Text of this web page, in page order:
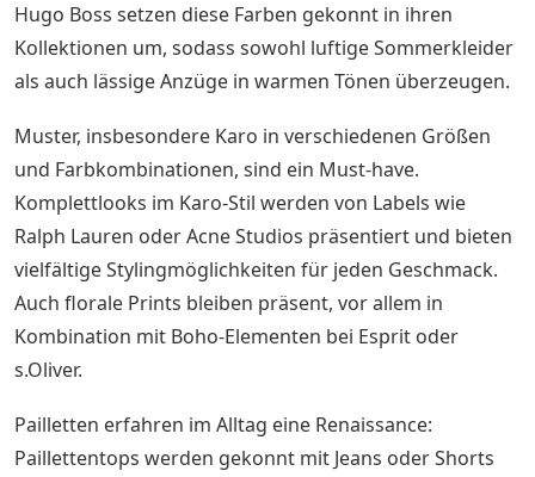
Hugo Boss setzen diese Farben gekonnt in ihren
Kollektionen um, sodass sowohl luftige Sommerkleider
als auch lässige Anzüge in warmen Tönen überzeugen.
Muster, insbesondere Karo in verschiedenen Größen
und Farbkombinationen, sind ein Must-have.
Komplettlooks im Karo-Stil werden von Labels wie
Ralph Lauren oder Acne Studios präsentiert und bieten
vielfältige Stylingmöglichkeiten für jeden Geschmack.
Auch florale Prints bleiben präsent, vor allem in
Kombination mit Boho-Elementen bei Esprit oder
s.Oliver.
Pailletten erfahren im Alltag eine Renaissance:
Paillettentops werden gekonnt mit Jeans oder Shorts